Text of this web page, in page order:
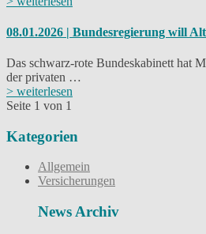
08.01.2026 | Bundesregierung will
Das schwarz-rote Bundeskabinett hat
der privaten …
> weiterlesen
Seite 1 von 1
Kategorien
Allgemein
Versicherungen
News Archiv